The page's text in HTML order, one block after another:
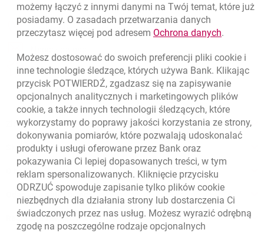
Znajdź placówkę lub bankomat otwiera się w nowej karcie
Oceń nas otwiera się w nowej karcie
Złóż wniosek przez internet
Skontaktuj się ze Specjalistą
O banku
Odpowiedzialny biznes
Regulacje zewnętrzne
możemy łączyć z innymi danymi na Twój temat, które już
posiadamy. O zasadach przetwarzania danych
przeczytasz więcej pod adresem Ochrona danychlink
.
Możesz dostosować do swoich preferencji pliki cookie i
inne technologie śledzące, których używa Bank. Klikając
przycisk POTWIERDŹ, zgadzasz się na zapisywanie
opcjonalnych analitycznych i marketingowych plików
cookie, a także innych technologii śledzących, które
wykorzystamy do poprawy jakości korzystania ze strony,
dokonywania pomiarów, które pozwalają udoskonalać
produkty i usługi oferowane przez Bank oraz
pokazywania Ci lepiej dopasowanych treści, w tym
reklam spersonalizowanych. Kliknięcie przycisku
ODRZUĆ spowoduje zapisanie tylko plików cookie
niezbędnych dla działania strony lub dostarczenia Ci
świadczonych przez nas usług. Możesz wyrazić odrębną
zgodę na poszczególne rodzaje opcjonalnych